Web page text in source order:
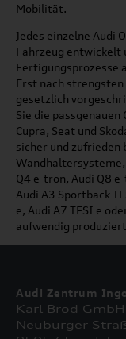
Mobilität.
Jedes einzelne Audi
Fahrzeug
Fertigungsprozesse
Erst nach
gesetzlich
Sie die
Cupra, Seat und
sicher und zufrieden
Q4 e-tron, Audi Q8
Audi A3 Sportback
e, Audi A7 TFSI e
aufwendig
Audi Zentrum
Karl Brod GmbH
Neuburger